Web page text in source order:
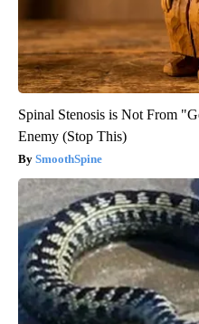
Spinal Stenosis is Not From
Enemy (Stop This)
SmoothSpine